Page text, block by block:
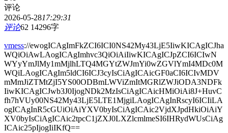
评论
2026-05-2817:29:31
评论62 14296字
vmess://ewogICAgImFkZCI6ICI0NS42My43LjE5IiwKICAgICJha
WQiOiAwLAogICAgImhvc3QiOiAiIiwKICAgICJpZCI6ICIwN
WYyYmJlMy1mMjlhLTQ4MGYtZWJmYi0wZGVlYmI4MDc0M
WQiLAogICAgIm5ldCI6ICJ3cyIsCiAgICAicGF0aCI6ICIvMDV
mMmJiZTMtZjI5YS00ODBmLWViZmItMGRlZWJiODA3NDFk
IiwKICAgICJwb3J0IjogNDk2MzIsCiAgICAicHMiOiAi8J+HuvC
fh7hVUy00NS42My43LjE5LTE1MjgiLAogICAgInRscyI6ICIiLA
ogICAgInR5cGUiOiAiYXV0byIsCiAgICAic2VjdXJpdHkiOiAiY
XV0byIsCiAgICAic2tpcC1jZXJ0LXZlcmlmeSI6IHRydWUsCiAg
ICAic25pIjogIiIKfQ==